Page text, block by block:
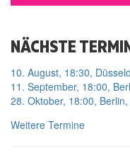
NÄCHSTE
11. September, 18:00,
28. Oktober, 18:00,
Weitere Termine